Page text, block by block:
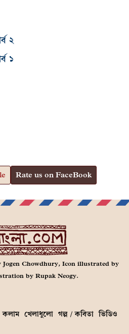
২
১
Rate us on FaceBook
Jogen Chowdhury, Icon illustrated by
by Rupak Neogy.
কলাম খেলাধুলো গল্প / কবিতা ভিডিও